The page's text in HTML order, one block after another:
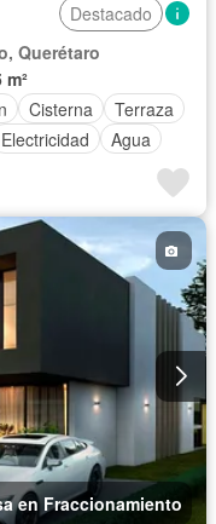
Destacado
Querétaro
m²
Cisterna
Terraza
Electricidad Agua
en Fraccionamiento